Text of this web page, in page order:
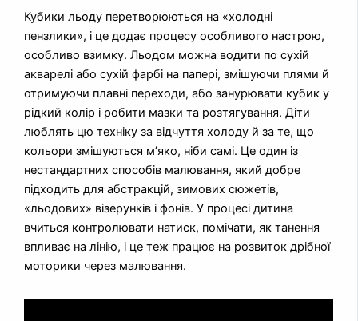
Кубики льоду перетворюються на «холодні
пензлики», і це додає процесу особливого настрою,
особливо взимку. Льодом можна водити по сухій
акварелі або сухій фарбі на папері, змішуючи плями й
отримуючи плавні переходи, або занурювати кубик у
рідкий колір і робити мазки та розтягування. Діти
люблять цю техніку за відчуття холоду й за те, що
кольори змішуються м’яко, ніби самі. Це один із
нестандартних способів малювання, який добре
підходить для абстракцій, зимових сюжетів,
«льодових» візерунків і фонів. У процесі дитина
вчиться контролювати натиск, помічати, як танення
впливає на лінію, і це теж працює на розвиток дрібної
моторики через малювання.